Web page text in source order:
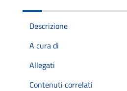
Descrizione
A cura di
Allegati
Contenuti correlati